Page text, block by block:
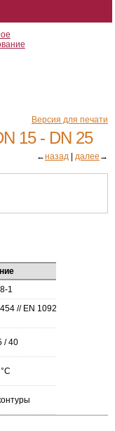
Версия для печати
15 - DN 25
←назад | далее →
1
// EN 1092-
/ 40